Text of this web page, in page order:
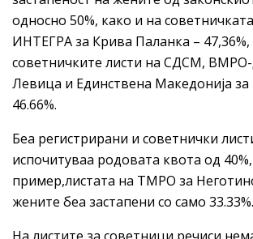
односно 50%, како и на
ИНТЕГРА за Крива Паланка –
советничките листи на СДСМ,
Левица и Единствена Македонија
46.66%.
Беа регистрирани и советнички
испочитуваа родовата квота од
пример,листата на ТМРО за
жените беа застапени со само 33.33%.